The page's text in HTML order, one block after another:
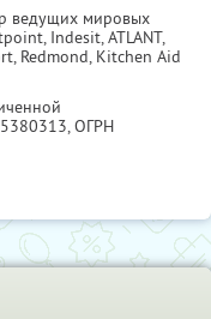
ведущих мировых
Indesit, ATLANT,
Redmond, Kitchen Aid
, ОГРН